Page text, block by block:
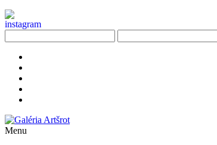
Menu